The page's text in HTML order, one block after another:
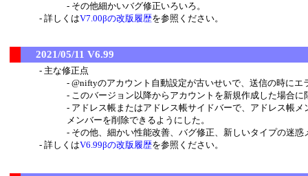
その他細かいバグ修正いろいろ。
詳しくはV7.00βの改版履歴を参照ください。
2021/05/11 V6.99
主な修正点
@niftyのアカウント自動設定が古いせいで、送信の時に
このバージョン以降からアカウントを新規作成した場合
アドレス帳またはアドレス帳サイドバーで、アドレス帳
メンバーを削除できるようにした。
その他、細かい性能改善、バグ修正、新しいタイプの迷惑
詳しくはV6.99βの改版履歴を参照ください。